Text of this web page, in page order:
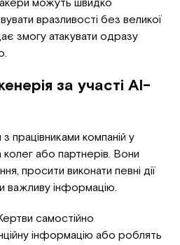
вразливості без великої
змогу атакувати одразу
за участі AI-
працівниками компаній у
або партнерів. Вони
просити виконати певні дії
важливу інформацію.
самостійно
інформацію або роблять